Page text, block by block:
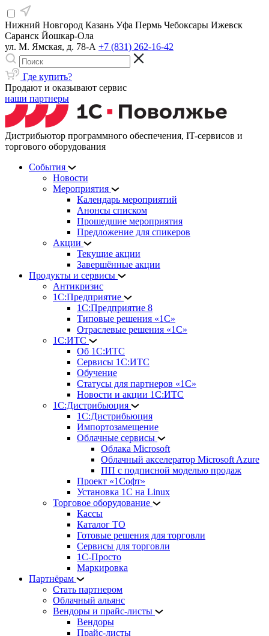
Нижний Новгород Казань Уфа Пермь Чебоксары Ижевск
Саранск Йошкар-Ола
ул. М. Ямская, д. 78-А +7 (831) 262-16-42
Где купить?
Продают и оказывают сервис
наши партнеры
Дистрибьютор программного обеспечения, IT-сервисов и
торгового оборудования
События
Новости
Мероприятия
Календарь мероприятий
Анонсы списком
Прошедшие мероприятия
Предложение для спикеров
Акции
Текущие акции
Завершённые акции
Продукты и сервисы
Антикризис
1С:Предприятие
1С:Предприятие 8
Типовые решения «1С»
Отраслевые решения «1С»
1С:ИТС
Об 1С:ИТС
Сервисы 1С:ИТС
Обучение
Статусы для партнеров «1С»
Новости и акции 1С:ИТС
1С:Дистрибьюция
1С:Дистрибьюция
Импортозамещение
Облачные сервисы
Облака Microsoft
Облачный акселератор Microsoft Azure
ПП с подписной моделью продаж
Проект «1Софт»
Установка 1С на Linux
Торговое оборудование
Кассы
Каталог ТО
Готовые решения для торговли
Сервисы для торговли
1С-Просто
Маркировка
Партнёрам
Стать партнером
Облачный альянс
Вендоры и прайс-листы
Вендоры
Прайс-листы